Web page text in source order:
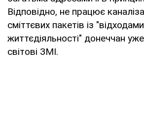
Відповідно, не працює
сміттєвих пакетів із "відходами
життєдіяльності" донеччан
світові ЗМІ.